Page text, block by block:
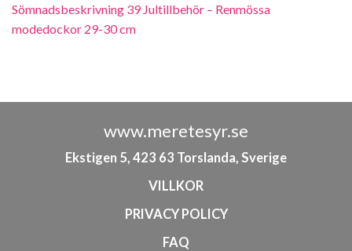
Sömnadsbeskrivning 39 Jultillbehör – Renmössa
modedockor 29-30 cm
www.meretesyr.se
Ekstigen 5, 423 63 Torslanda, Sverige
VILLKOR
PRIVACY POLICY
FAQ